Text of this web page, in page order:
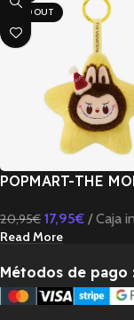
SOLD OUT
POPMART-THE
Sparkly Plush
Blind Box
20,95€ 17,95€ Caja
Read More
Métodos de pago :